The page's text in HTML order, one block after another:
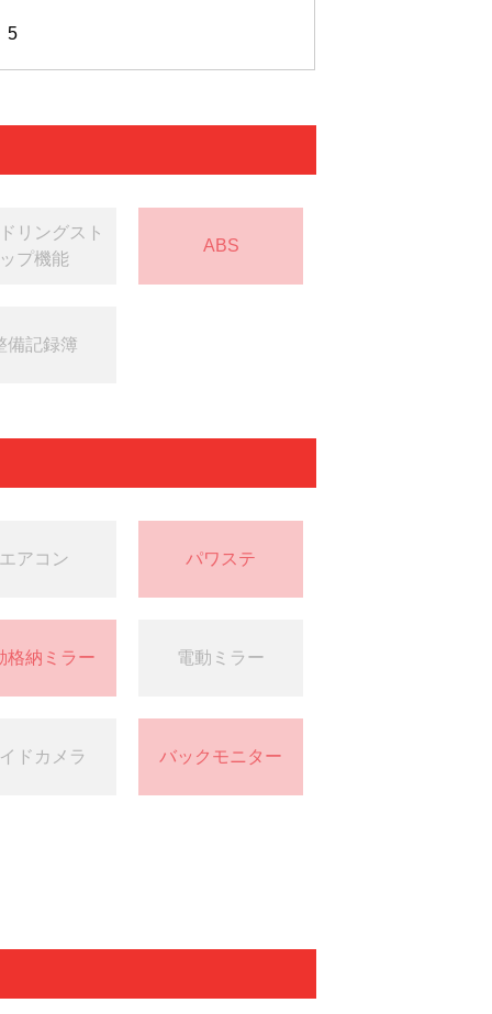
5
リングスト
ップ機能
ABS
備記録簿
エアコン パワステ
格納ミラー 電動ミラー
ドカメラ バックモニター